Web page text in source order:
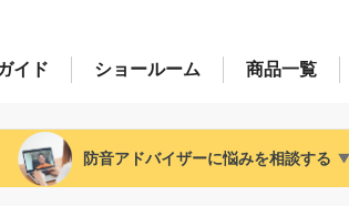
イド ショールーム 商品一覧
防音アドバイザーに悩みを相談する